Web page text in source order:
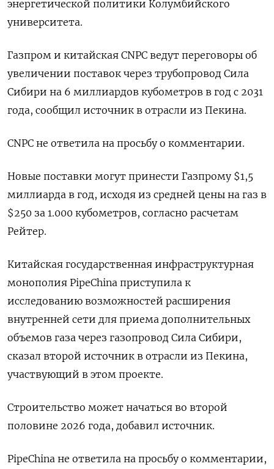
энергетической политики Колумбийского
университета.
Газпром и китайская CNPC ведут переговоры об
увеличении поставок через трубопровод Сила
Сибири на 6 миллиардов кубометров в год с 2031
года, сообщил источник в отрасли из Пекина.
CNPC не ответила на просьбу о комментарии.
Новые поставки могут принести Газпрому $1,5
миллиарда в год, исходя из средней цены на газ в
$250 за 1.000 кубометров, согласно расчетам
Рейтер.
Китайская государственная инфраструктурная
монополия PipeChina приступила к
исследованию возможностей расширения
внутренней сети для приема дополнительных
объемов газа через газопровод Сила Сибири,
сказал второй источник в отрасли из Пекина,
участвующий в этом проекте.
Строительство может начаться во второй
половине 2026 года, добавил источник.
PipeChina не ответила на просьбу о комментарии,